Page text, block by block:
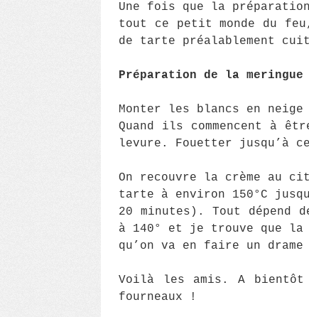
Une fois que la
tout ce petit monde du
de tarte préalablement
Préparation de la meringue
Monter les blancs en
Quand ils commencent à
levure. Fouetter jusqu’à
On recouvre la crème au
tarte à environ 150°C
20 minutes). Tout
à 140° et je trouve que la
qu’on va en faire un
Voilà les amis. A bientôt
fourneaux !